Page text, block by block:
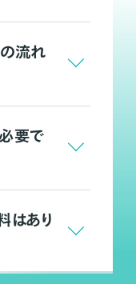
流れ
要で
はあり